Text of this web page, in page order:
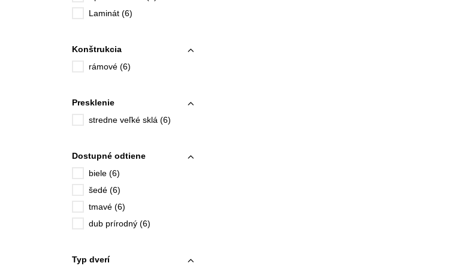
Laminát (6)
Konštrukcia
rámové (6)
Presklenie
stredne veľké sklá (6)
Dostupné odtiene
biele (6)
šedé (6)
tmavé (6)
dub prírodný (6)
Typ dverí